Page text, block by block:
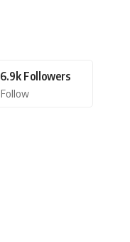
6.9k Followers
Follow